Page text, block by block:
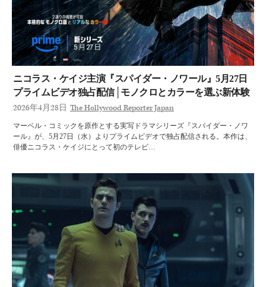
ニコラス・ケイジ主演『スパイダー・ノワール』5月27日
プライムビデオ独占配信│モノクロとカラーを選ぶ新体験
2026年4月28日 The Hollywood Reporter Japan
マーベル・コミックを原作とする実写ドラマシリーズ『スパイダー・ノワ
ール』が、5月27日（水）よりプライムビデオで独占配信される。本作は、
俳優ニコラス・ケイジにとって初のテレビ…